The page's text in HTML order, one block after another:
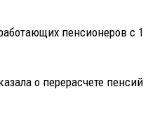
пенсионеров с 1
о перерасчете пенсий